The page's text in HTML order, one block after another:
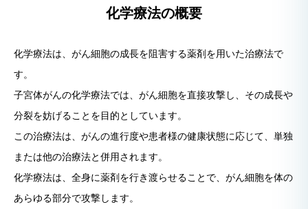
化学療法の概要
化学療法は、がん細胞の成長を阻害する薬剤を用いた治療法で
す。
子宮体がんの化学療法では、がん細胞を直接攻撃し、その成長や
分裂を妨げることを目的としています。
この治療法は、がんの進行度や患者様の健康状態に応じて、単独
または他の治療法と併用されます。
化学療法は、全身に薬剤を行き渡らせることで、がん細胞を体の
あらゆる部分で攻撃します。